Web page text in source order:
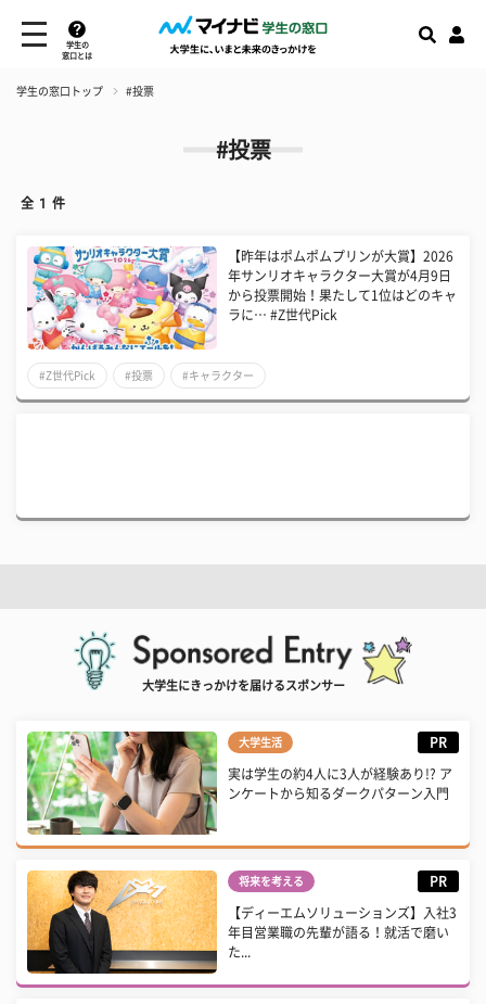
学生の
窓口とは
学生の窓口トップ #投票
#投票
全 1 件
【昨年はポムポムプリンが大賞】2026
年サンリオキャラクター大賞が4月9日
から投票開始！果たして1位はどのキャ
ラに… #Z世代Pick
#Z世代Pick #投票 #キャラクター
大学生にきっかけを届けるスポンサー
大学生活 PR
実は学生の約4人に3人が経験あり!? ア
ンケートから知るダークパターン入門
将来を考える PR
【ディーエムソリューションズ】入社3
年目営業職の先輩が語る！就活で磨い
た...